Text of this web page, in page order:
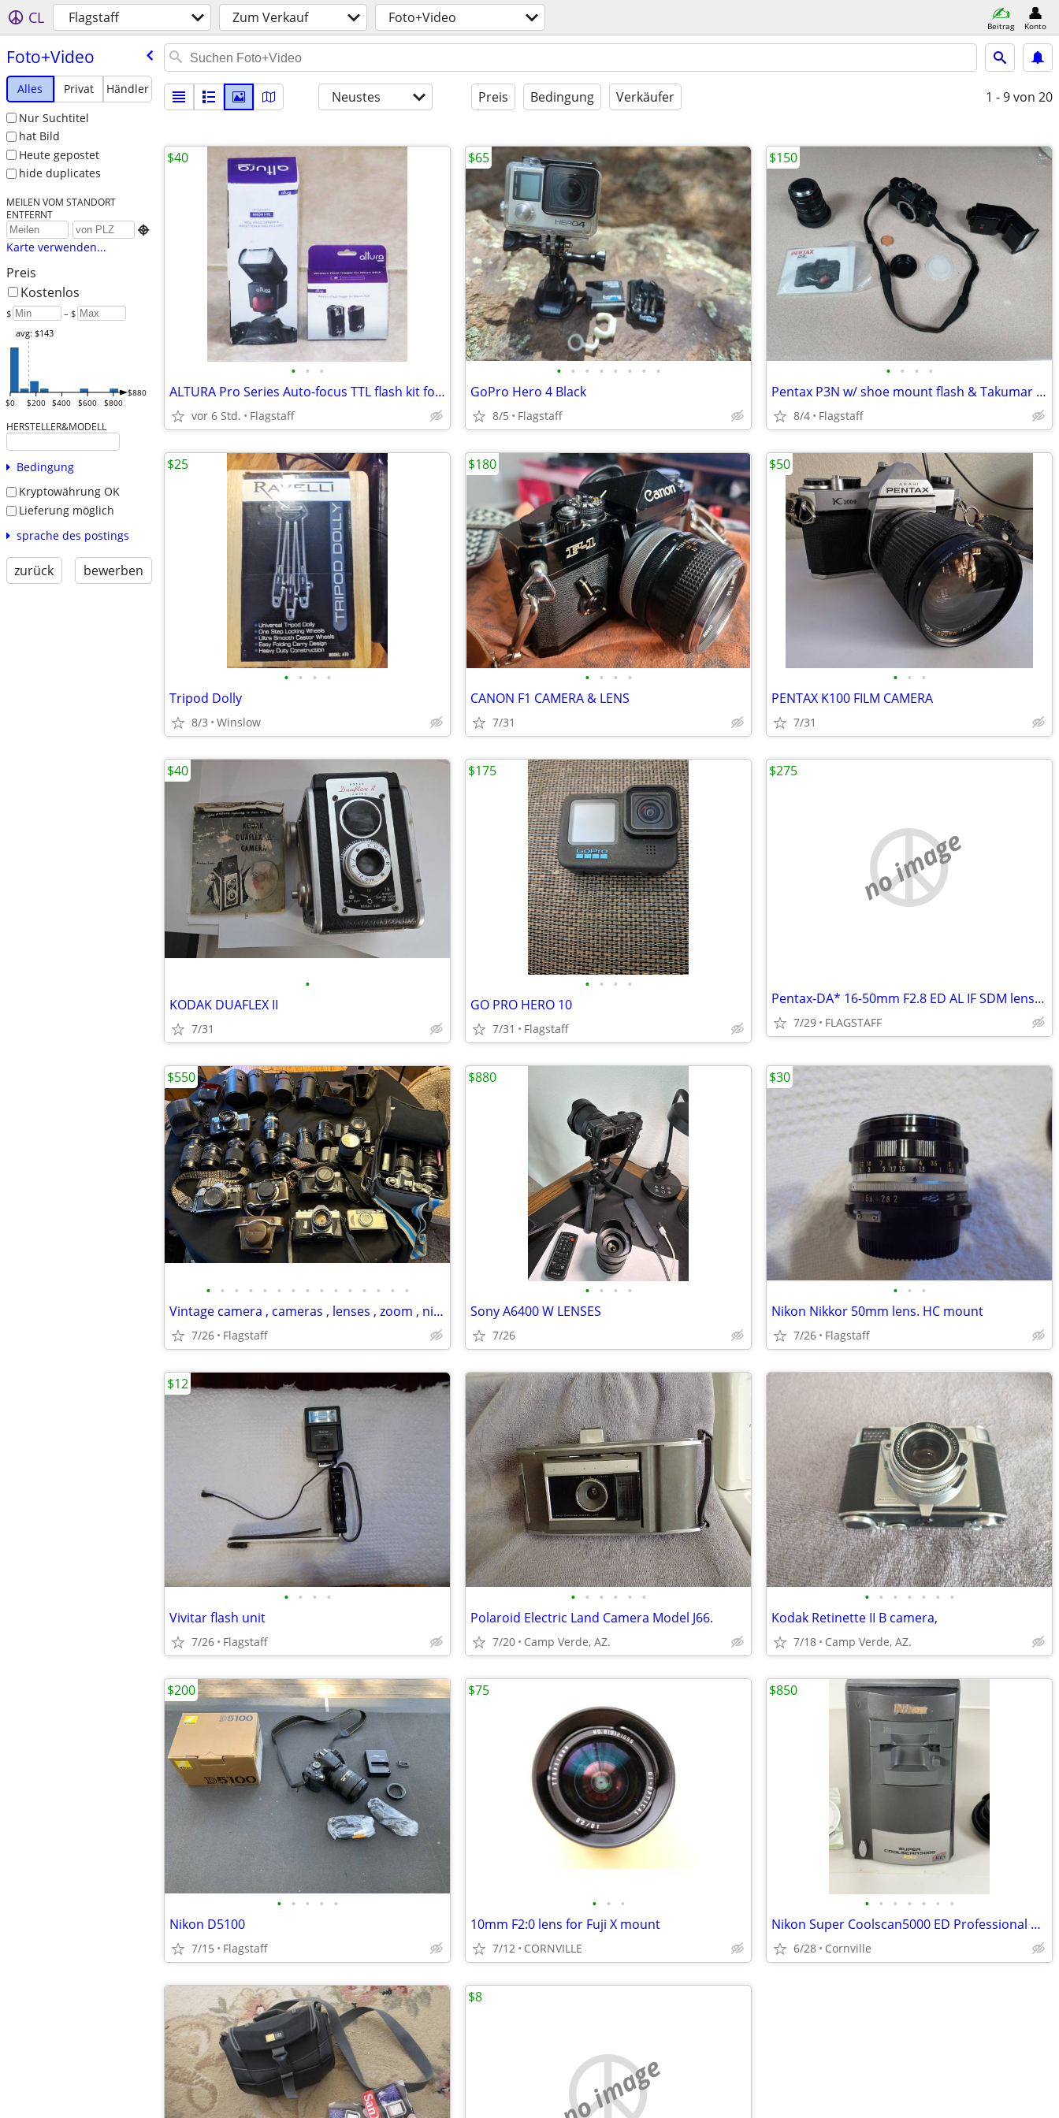
CL Flagstaff Zum Verkauf Foto+Video Beitrag Konto
Foto+Video
Alles Privat
Händler
Nur Suchtitel
hat Bild
Heute gepostet
hide duplicates
MEILEN VOM STANDORT
ENTFERNT

Karte verwenden...
Preis
Kostenlos
$ – $
$0 $200 $400 $600 $800
$880
avg: $143
HERSTELLER&MODELL
Bedingung
Kryptowährung OK
Lieferung möglich
sprache des postings
zurück bewerben
Neustes Preis Bedingung Verkäufer 1 - 9von 20
• • •
ALTURA Pro Series Auto-focus TTL flash kit for Nikon DSLR Cameras
vor 6 Std. Flagstaff
$40
• • • • • • • •
GoPro Hero 4 Black
8/5 Flagstaff
$65
• • • •
Pentax P3N w/ shoe mount flash & Takumar 28-80 mm zoom lens
8/4 Flagstaff
$150
• • • •
Tripod Dolly
8/3 Winslow
$25
• • • •
CANON F1 CAMERA & LENS
7/31
$180
• • •
PENTAX K100 FILM CAMERA
7/31
$50
•
KODAK DUAFLEX II
7/31
$40
• • • •
GO PRO HERO 10
7/31 Flagstaff
$175
no image
Pentax-DA* 16-50mm F2.8 ED AL IF SDM lens + Six 77mm Filters
7/29 FLAGSTAFF
$275
• • • • • • • • • • • • • • •
Vintage camera , cameras , lenses , zoom , nikon , canon , others
7/26 Flagstaff
$550
• • • •
Sony A6400 W LENSES
7/26
$880
• • •
Nikon Nikkor 50mm lens. HC mount
7/26 Flagstaff
$30
• • • •
Vivitar flash unit
7/26 Flagstaff
$12
• • • • • •
Polaroid Electric Land Camera Model J66.
7/20 Camp Verde, AZ.
• • • • • • •
Kodak Retinette II B camera,
7/18 Camp Verde, AZ.
• • • • •
Nikon D5100
7/15 Flagstaff
$200
• • •
10mm F2:0 lens for Fuji X mount
7/12 CORNVILLE
$75
• • • • • • •
Nikon Super Coolscan5000 ED Professional Slide Scanner
6/28 Cornville
$850
no image
$8